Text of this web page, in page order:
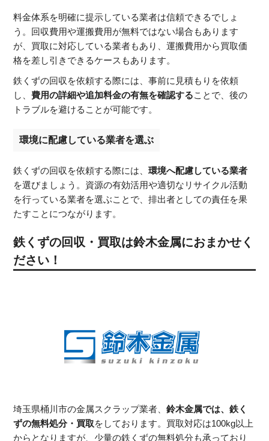
料金体系を明確に提示している業者は信頼できるでしょ
う。回収費用や運搬費用が無料ではない場合もあります
が、買取に対応している業者もあり、運搬費用から買取価
格を差し引きできるケースもあります。
鉄くずの回収を依頼する際には、事前に見積もりを依頼
し、費用の詳細や追加料金の有無を確認することで、後の
トラブルを避けることが可能です。
環境に配慮している業者を選ぶ
鉄くずの回収を依頼する際には、環境へ配慮している業者
を選びましょう。資源の有効活用や適切なリサイクル活動
を行っている業者を選ぶことで、排出者としての責任を果
たすことにつながります。
鉄くずの回収・買取は鈴木金属におまかせく
ださい！
埼玉県桶川市の金属スクラップ業者、鈴木金属では、鉄く
ずの無料処分・買取をしております。買取対応は100kg以上
からとなりますが、少量の鉄くずの無料処分も承っており